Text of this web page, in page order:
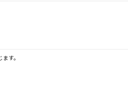
す。